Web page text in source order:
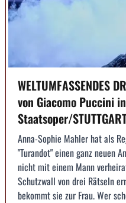
WELTUMFASSENDES
von Giacomo Puccini
Staatsoper/
Anna-Sophie Mahler hat als
"Turandot" einen ganz neuen
nicht mit einem Mann
Schutzwall von drei Rätseln
bekommt sie zur Frau. Wer